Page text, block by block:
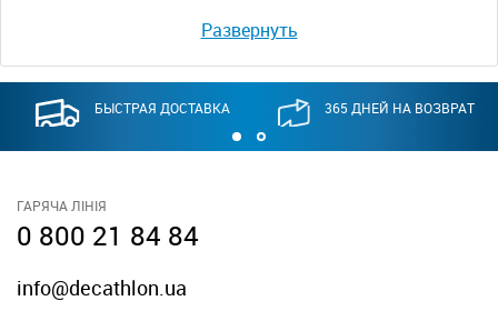
Развернуть
БЫСТРАЯ ДОСТАВКА 365 ДНЕЙ НА ВОЗВРАТ
ГАРЯЧА ЛІНІЯ
0 800 21 84 84
info@decathlon.ua